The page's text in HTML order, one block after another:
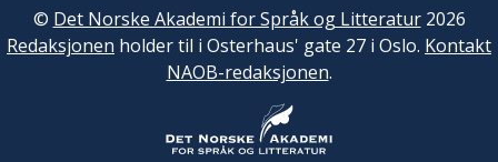
© Det Norske Akademi for Språk og Litteratur2026
Redaksjonen holder til i Osterhaus' gate 27 i Oslo. Kontakt
NAOB-redaksjonen.